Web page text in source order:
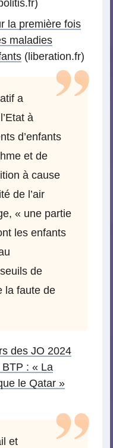
la première fois
maladies
(liberation.fr)
a
à
d’enfants
et de
à cause
de l’air
« une partie
les enfants
de
la faute de
des JO 2024
: « La
le Qatar »
et